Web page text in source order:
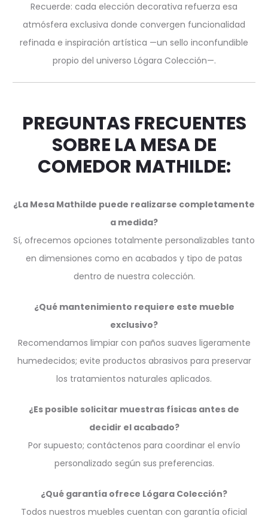
Recuerde: cada elección decorativa refuerza esa
atmósfera exclusiva donde convergen funcionalidad
refinada e inspiración artística —un sello inconfundible
propio del universo Lógara Colección—.
PREGUNTAS FRECUENTES
SOBRE LA MESA DE
COMEDOR MATHILDE:
¿La Mesa Mathilde puede realizarse completamente
a medida?
Sí, ofrecemos opciones totalmente personalizables tanto
en dimensiones como en acabados y tipo de patas
dentro de nuestra colección.
¿Qué mantenimiento requiere este mueble
exclusivo?
Recomendamos limpiar con paños suaves ligeramente
humedecidos; evite productos abrasivos para preservar
los tratamientos naturales aplicados.
¿Es posible solicitar muestras físicas antes de
decidir el acabado?
Por supuesto; contáctenos para coordinar el envío
personalizado según sus preferencias.
¿Qué garantía ofrece Lógara Colección?
Todos nuestros muebles cuentan con garantía oficial